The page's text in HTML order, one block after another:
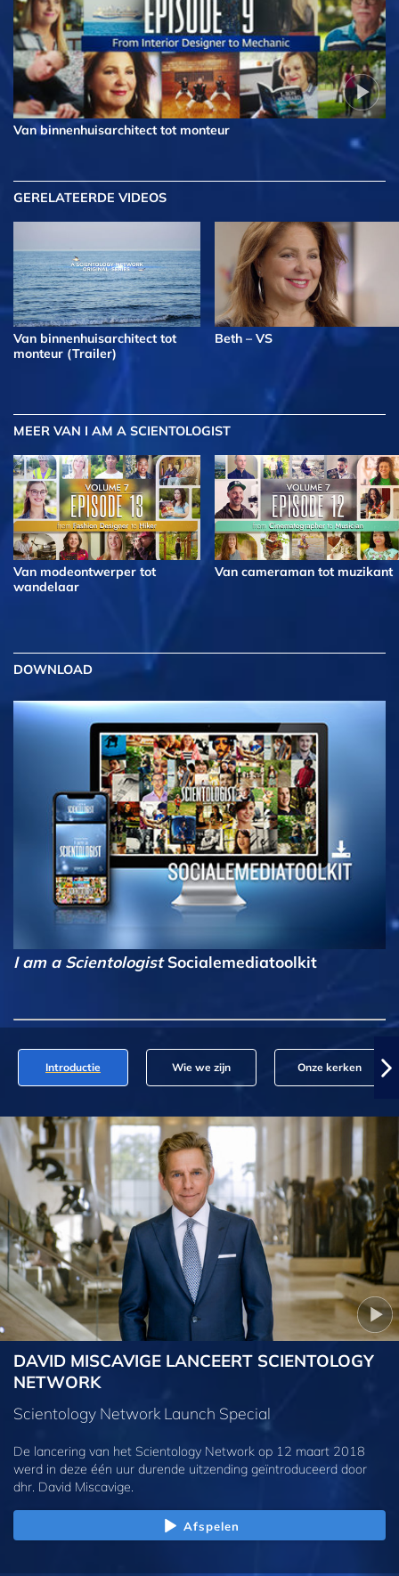
Van binnenhuis­architect tot monteur
GERELATEERDE VIDEOS
Van binnenhuis­architect tot
monteur (Trailer)
Beth – VS
MEER VAN I AM A SCIENTOLOGIST
Van modeontwerper tot
wandelaar
Van cameraman tot muzikant
DOWNLOAD
I am a ScientologistSocialemediatoolkit
Introductie Wie we zijn Onze kerken
DAVID MISCAVIGE LANCEERT SCIENTOLOGY
NETWORK
Scientology Network Launch Special
De lancering van het Scientology Network op 12 maart 2018
werd in deze één uur durende uitzending geïntroduceerd door
dhr. David Miscavige.
Afspelen